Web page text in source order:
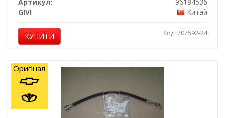
Артикул:
96184536
GIVI
Китай
КУПИТИ Код: 707592-24
Оригінал